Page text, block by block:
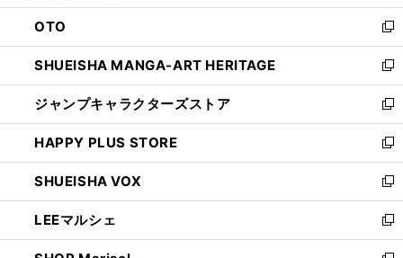
ウ
で
開
く
ン
ド
ウ
で
開
く
OTO
新
し
い
ウ
ィ
ン
ド
ウ
で
開
く
SHUEISHA MANGA-ART HERITAGE
新
し
い
ウ
ィ
ン
ド
ウ
で
開
ジャンプキャラクターズストア
新
し
い
ウ
ィ
ン
ド
ウ
HAPPY PLUS STORE
新
し
い
ウ
ィ
ン
SHUEISHA VOX
新
し
い
ウ
LEEマルシェ
新
し